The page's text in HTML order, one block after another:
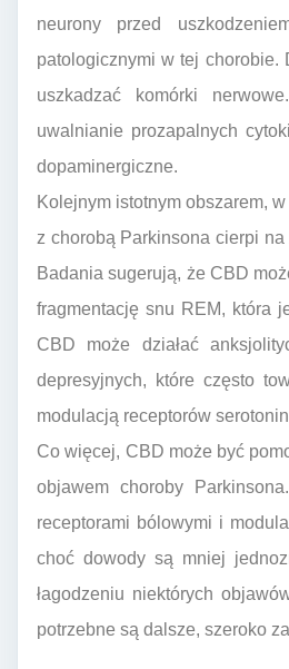
neurony przed
patologicznymi w tej chorobie.
uszkadzać komórki
uwalnianie prozapalnych
dopaminergiczne.
Kolejnym istotnym obszarem,
z chorobą Parkinsona cierpi
Badania sugerują, że CBD
fragmentację snu REM, która
CBD może działać
depresyjnych, które często
modulacją receptorów
Co więcej, CBD może być
objawem choroby
receptorami bólowymi i
choć dowody są mniej
łagodzeniu niektórych
potrzebne są dalsze, szeroko